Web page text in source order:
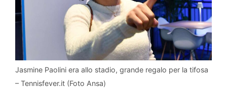
Jasmine Paolini era allo stadio, grande regalo per la tifosa
– Tennisfever.it (Foto Ansa)